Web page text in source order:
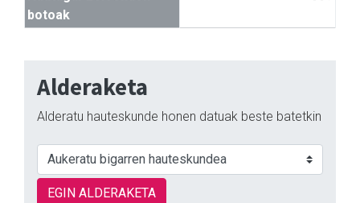
botoak
Alderaketa
Alderatu hauteskunde honen datuak beste batetkin
EGIN ALDERAKETA